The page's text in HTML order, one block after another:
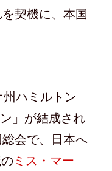
契機に、本国
ハミルトン
」が結成され
会で、日本へ
ミス・マー